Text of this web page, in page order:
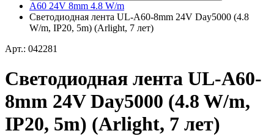
A60 24V 8mm 4.8 W/m
Светодиодная лента UL-A60-8mm 24V Day5000 (4.8
W/m, IP20, 5m) (Arlight, 7 лет)
Арт.: 042281
Светодиодная лента UL-A60-
8mm 24V Day5000 (4.8 W/m,
IP20, 5m) (Arlight, 7 лет)